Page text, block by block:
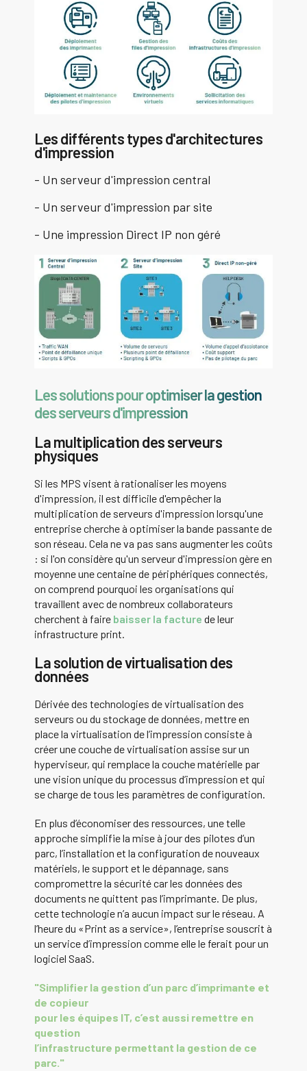
Les différents types d'architectures
d'impression
- Un serveur d'impression central
- Un serveur d'impression par site
- Une impression Direct IP non géré
Les solutions pour optimiser la gestion
des serveurs d'impression
La multiplication des serveurs
physiques
Si les MPS visent à rationaliser les moyens
d'impression, il est difficile d'empêcher la
multiplication de serveurs d'impression lorsqu'une
entreprise cherche à optimiser la bande passante de
son réseau. Cela ne va pas sans augmenter les coûts
: si l'on considère qu'un serveur d'impression gère en
moyenne une centaine de périphériques connectés,
on comprend pourquoi les organisations qui
travaillent avec de nombreux collaborateurs
cherchent à faire baisser la facture de leur
infrastructure print.
La solution de virtualisation des
données
Dérivée des technologies de virtualisation des
serveurs ou du stockage de données, mettre en
place la virtualisation de l’impression consiste à
créer une couche de virtualisation assise sur un
hyperviseur, qui remplace la couche matérielle par
une vision unique du processus d’impression et qui
se charge de tous les paramètres de configuration.
En plus d’économiser des ressources, une telle
approche simplifie la mise à jour des pilotes d’un
parc, l’installation et la configuration de nouveaux
matériels, le support et le dépannage, sans
compromettre la sécurité car les données des
documents ne quittent pas l’imprimante. De plus,
cette technologie n’a aucun impact sur le réseau. A
l’heure du «Print as a service», l’entreprise souscrit à
un service d’impression comme elle le ferait pour un
logiciel SaaS.
"Simplifier la gestion d’un parc d’imprimante et
de copieur
pour les équipes IT, c’est aussi remettre en
question
l’infrastructure permettant la gestion de ce
parc."